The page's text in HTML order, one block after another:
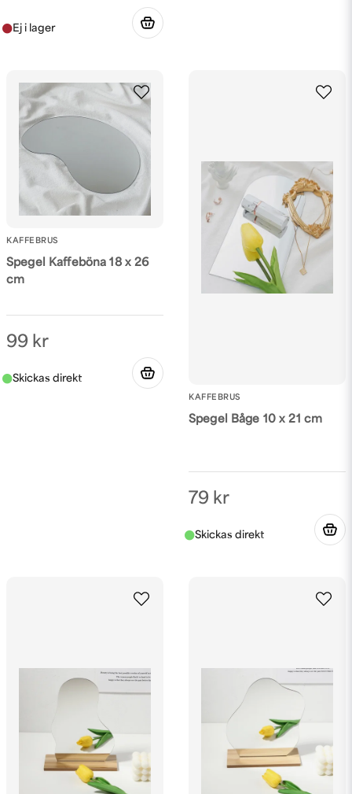
KAFFEBRUS
Spegel Kaffeböna 18 x 26
cm
99 kr
KAFFEBRUS
Spegel Båge 10 x 21 cm
79 kr